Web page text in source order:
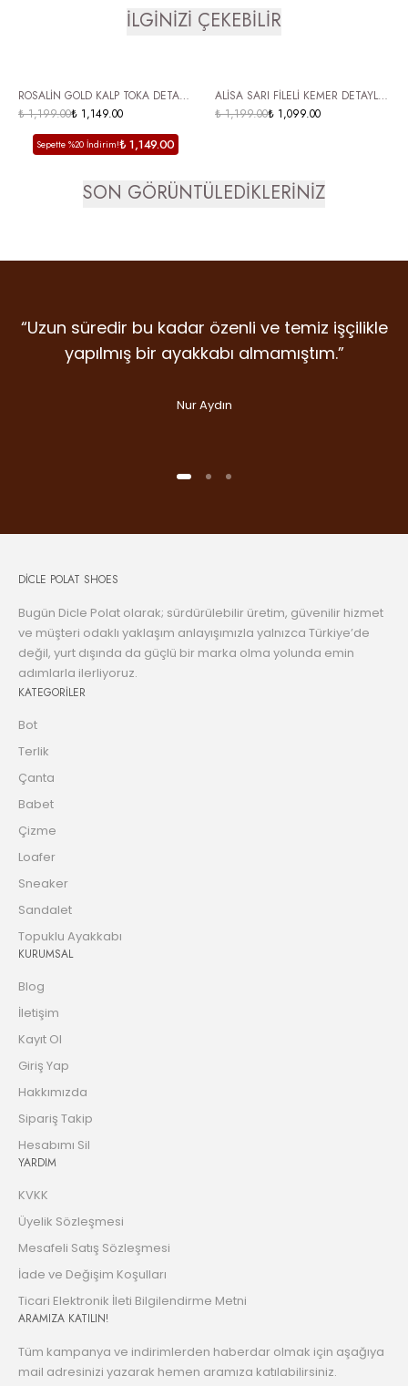
İLGİNİZİ ÇEKEBİLİR
ÜCRETSİZ KARGO
ROSALİN GOLD KALP TOKA DETAYLI
KÜT BURUN KADIN BABET -SİYAH
₺ 1,199.00₺ 1,149.00
Sepette %20 İndirim!₺ 1,149.00
ÜCRETSİZ KARGO
ALİSA SARI FİLELİ KEMER DETAYLI
KADIN BABET
₺ 1,199.00₺ 1,099.00
SON GÖRÜNTÜLEDİKLERİNİZ
“Uzun süredir bu kadar özenli ve temiz işçilikle
yapılmış bir ayakkabı almamıştım.”
Nur Aydın
“Detaylara verilen emek, malzeme kalitesi ve
duruş… Gram şüphe duymadan ikinci
“İlk giydiğim anda farkını hissettiren nadir
markalardan. Dicle Polat Shoes’ta kalite laf
DİCLE POLAT SHOES
Bugün Dicle Polat olarak; sürdürülebilir üretim, güvenilir hizmet
ve müşteri odaklı yaklaşım anlayışımızla yalnızca Türkiye’de
değil, yurt dışında da güçlü bir marka olma yolunda emin
adımlarla ilerliyoruz.
KATEGORİLER
Bot
Terlik
Çanta
Babet
Çizme
Loafer
Sneaker
Sandalet
Topuklu Ayakkabı
KURUMSAL
Blog
İletişim
Kayıt Ol
Giriş Yap
Hakkımızda
Sipariş Takip
Hesabımı Sil
YARDIM
KVKK
Üyelik Sözleşmesi
Mesafeli Satış Sözleşmesi
İade ve Değişim Koşulları
Ticari Elektronik İleti Bilgilendirme Metni
ARAMIZA KATILIN!
Tüm kampanya ve indirimlerden haberdar olmak için aşağıya
mail adresinizi yazarak hemen aramıza katılabilirsiniz.